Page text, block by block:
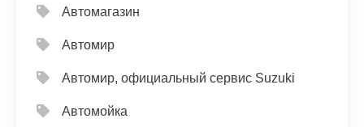
Автомагазин
Автомир
Автомир, официальный сервис Suzuki
Автомойка